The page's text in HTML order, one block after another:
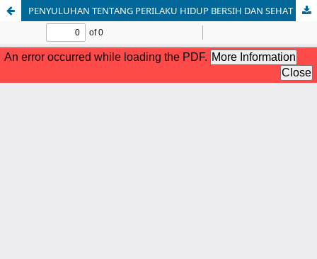
PENYULUHAN TENTANG PERILAKU HIDUP BERSIH DAN SEHAT (PHBS) DI SDN 173 DESA PAGAR RUYUNG KECAMATAN ARMA JAYA KABUPATEN BENGKULU UTARA